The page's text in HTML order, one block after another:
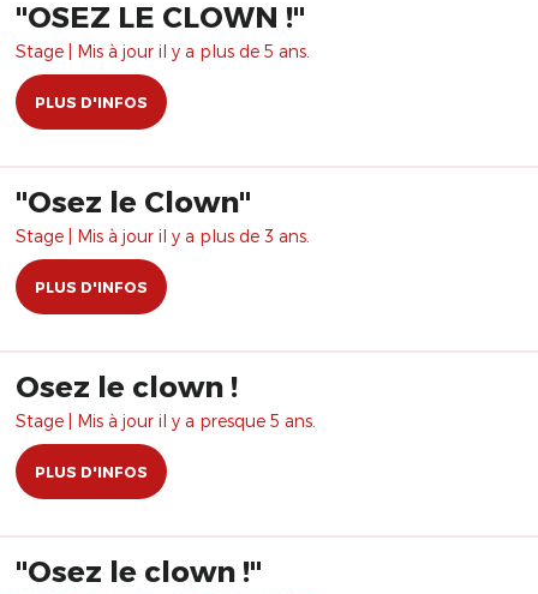
"OSEZ LE CLOWN !"
Stage | Mis à jour il y a plus de 5 ans.
PLUS D'INFOS
"Osez le Clown"
Stage | Mis à jour il y a plus de 3 ans.
PLUS D'INFOS
Osez le clown !
Stage | Mis à jour il y a presque 5 ans.
PLUS D'INFOS
​"Osez le clown !"